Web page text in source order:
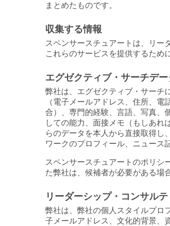
まとめたものです。
収集する情報
スペンサースチュアートは、リー
これらのサービスを提供するため
エグゼクティブ・サーチデー
弊社は、エグゼクティブ・サーチ
（電子メールアドレス、住所、
合）、専門的経験、言語、写真、
しての能力、面接メモ（もしあれ
らのデータを本人から直接取得し
ワークのプロフィール、ニュース
スペンサースチュアートのポリシ
た弊社は、候補者が必要がある場
リーダーシップ・コンサル
弊社は、弊社の個人スタイルプロ
子メールアドレス、文化的背景、